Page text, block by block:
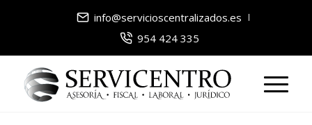
info@servicioscentralizados.es
954 424 335